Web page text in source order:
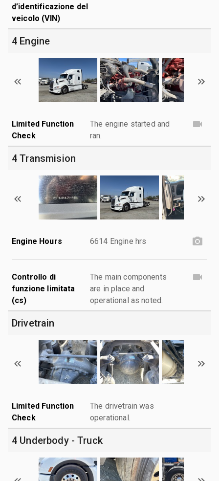
d’identificazione del
veicolo (VIN)
4 Engine
Limited Function
Check
The engine started and
ran.
4 Transmision
Engine Hours 6614 Engine hrs
Controllo di
funzione limitata
(cs)
The main components
are in place and
operational as noted.
Drivetrain
Limited Function
Check
The drivetrain was
operational.
4 Underbody - Truck